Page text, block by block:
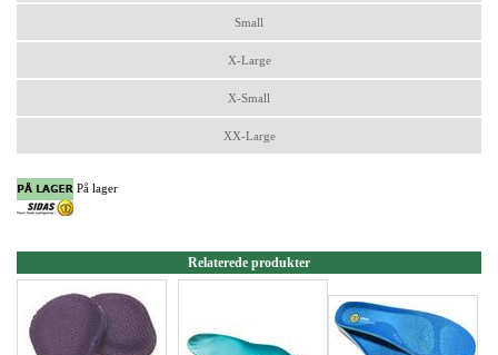
Small
X-Large
X-Small
XX-Large
På lager
Relaterede produkter